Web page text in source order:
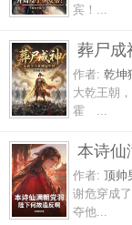
宾！...
葬尸成
作者: 乾坤
大乾王朝
霍 ...
本诗仙
作者: 顶帅
谢危穿成
夺他...